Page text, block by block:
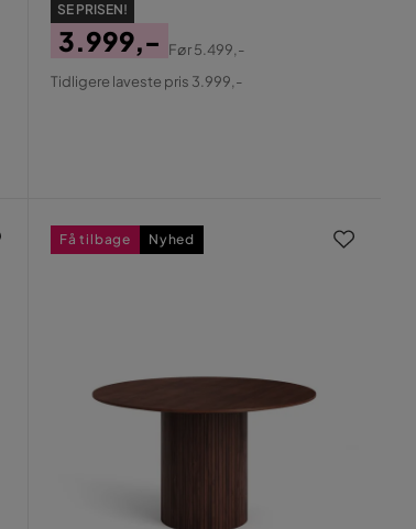
SE PRISEN!
Pris
3.999,-
Original
Før5.499,-
Tidligere laveste pris 3.999,-
Få tilbage Nyhed